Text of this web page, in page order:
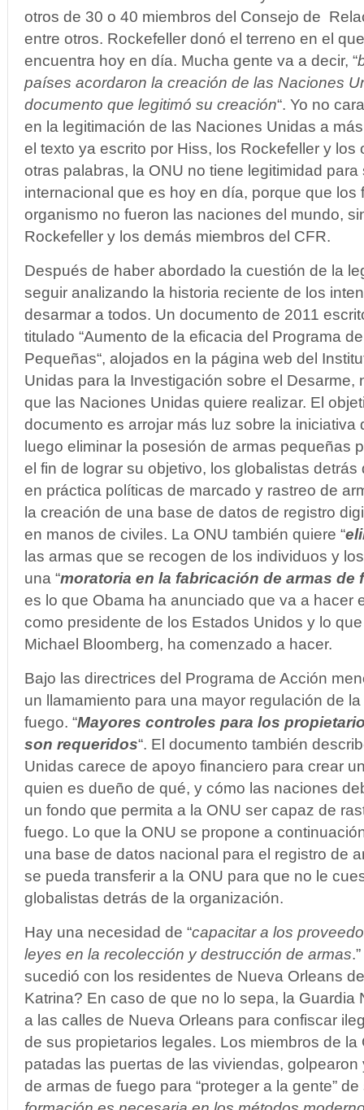
otros de 30 o 40 miembros del Consejo de
entre otros. Rockefeller donó el terreno en el
encuentra hoy en día. Mucha gente va a decir, “
países acordaron la creación de las Naciones
documento que legitimó su creación“. Yo no
en la legitimación de las Naciones Unidas a
el texto ya escrito por Hiss, los Rockefeller y los
otras palabras, la ONU no tiene legitimidad
internacional que es hoy en día, porque que los
organismo no fueron las naciones del mundo,
Rockefeller y los demás miembros del CFR.
Después de haber abordado la cuestión de la
seguir analizando la historia reciente de los
desarmar a todos. Un documento de 2011
titulado “Aumento de la eficacia del Programa
Pequeñas“, alojados en la página web del
Unidas para la Investigación sobre el Desarme,
que las Naciones Unidas quiere realizar. El
documento es arrojar más luz sobre la iniciativa
luego eliminar la posesión de armas pequeñas
el fin de lograr su objetivo, los globalistas
en práctica políticas de marcado y rastreo de
la creación de una base de datos de registro
en manos de civiles. La ONU también quiere “
las armas que se recogen de los individuos y
una “moratoria en la fabricación de armas de
es lo que Obama ha anunciado que va a hacer
como presidente de los Estados Unidos y lo
Michael Bloomberg, ha comenzado a hacer.
Bajo las directrices del Programa de Acción
un llamamiento para una mayor regulación de
fuego. “Mayores controles para los
son requeridos“. El documento también
Unidas carece de apoyo financiero para crear
quien es dueño de qué, y cómo las naciones
un fondo que permita a la ONU ser capaz de
fuego. Lo que la ONU se propone a
una base de datos nacional para el registro de
se pueda transferir a la ONU para que no le
globalistas detrás de la organización.
Hay una necesidad de “capacitar a los
leyes en la recolección y destrucción de armas
sucedió con los residentes de Nueva Orleans
Katrina? En caso de que no lo sepa, la Guardia
a las calles de Nueva Orleans para confiscar
de sus propietarios legales. Los miembros de la
patadas las puertas de las viviendas,
de armas de fuego para “proteger a la gente” de